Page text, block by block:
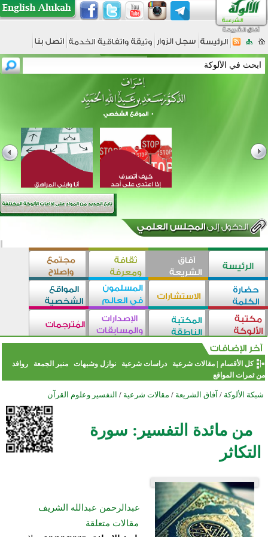
كل الأقسام |مقالات شرعية دراسات شرعية نوازل وشبهات منبر الجمعة
روافد
من ثمرات المواقع
شبكة الألوكة / آفاق الشريعة / مقالات شرعية / التفسير وعلوم القرآن
من مائدة التفسير: سورة
التكاثر
عبدالرحمن عبدالله الشريف
مقالات متعلقة